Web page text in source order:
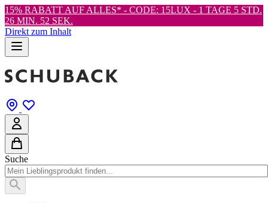
15% RABATT AUF ALLES* - CODE: 15LUX - 1 TAGE 5 STD.
26 MIN. 52 SEK.
Direkt zum Inhalt
Suche